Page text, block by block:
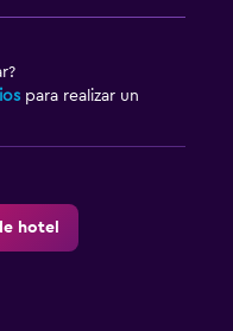
para realizar un
hotel